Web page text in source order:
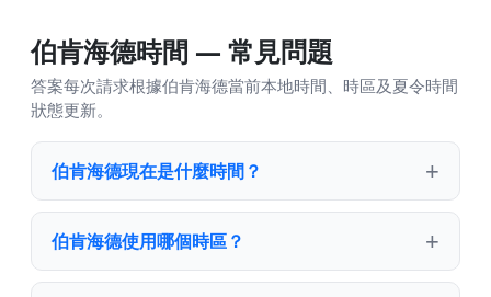
伯肯海德時間 — 常見問題
答案每次請求根據伯肯海德當前本地時間、時區及夏令時間
狀態更新。
伯肯海德現在是什麼時間？
伯肯海德使用哪個時區？